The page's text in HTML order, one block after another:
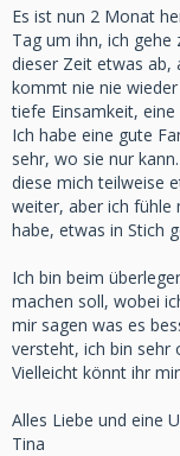
Es ist nun 2 Monat
Tag um ihn, ich
dieser Zeit etwas ab,
kommt nie nie
tiefe Einsamkeit,
Ich habe eine gute
sehr, wo sie nur
diese mich teilweise
weiter, aber ich fühle
habe, etwas in Stich
Ich bin beim
machen soll, wobei
mir sagen was es
versteht, ich bin sehr
Vielleicht könnt ihr
Alles Liebe und eine
Tina